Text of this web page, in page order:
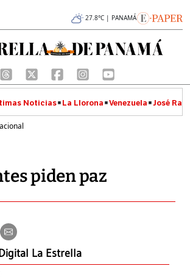
27.8°C | PANAMÁ
Noticias La Llorona Venezuela José
piden paz
La Estrella